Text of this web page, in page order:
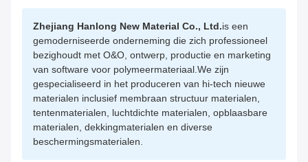
Zhejiang Hanlong New Material Co., Ltd.is een
gemoderniseerde onderneming die zich professioneel
bezighoudt met O&O, ontwerp, productie en marketing
van software voor polymeermateriaal.We zijn
gespecialiseerd in het produceren van hi-tech nieuwe
materialen inclusief membraan structuur materialen,
tentenmaterialen, luchtdichte materialen, opblaasbare
materialen, dekkingmaterialen en diverse
beschermingsmaterialen.